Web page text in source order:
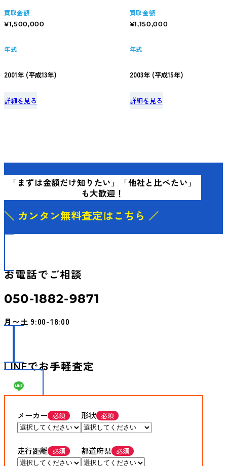
買取金額
¥1,500,000
年式
2001年 (平成13年)
詳細を見る
買取金額
¥1,150,000
年式
2003年 (平成15年)
詳細を見る
「まずは金額だけ知りたい」
「他社と比べたい」
も大歓迎！
＼ カンタン無料査定はこちら ／
お電話でご相談
050-1882-9871
月〜土 9:00-18:00
LINEでお手軽査定
メーカー 形状
走行距離 都道府県